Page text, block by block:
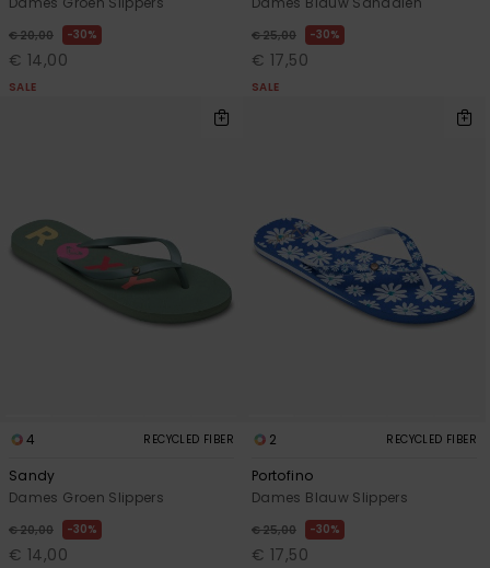
€ 20,00 30%
€ 14,00
SALE
€ 25,00 30%
€ 17,50
SALE
4 RECYCLED FIBER
Sandy
Dames Groen Slippers
€ 20,00 30%
€ 14,00
2 RECYCLED FIBER
Portofino
Dames Blauw Slippers
€ 25,00 30%
€ 17,50